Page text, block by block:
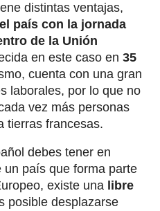
distintas ventajas,
el país con la jornada
de la Unión
en este caso en 35
cuenta con una gran
laborales, por lo que no
vez más personas
tierras francesas.
debes tener en
país que forma parte
existe una libre
posible desplazarse